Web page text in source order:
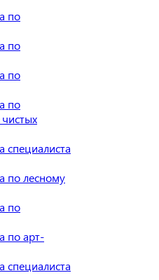
по
по
по
по
специалиста
по лесному
по
по арт-
специалиста